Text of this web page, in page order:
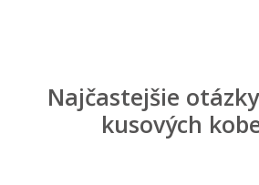
Najčastejšie
kusových